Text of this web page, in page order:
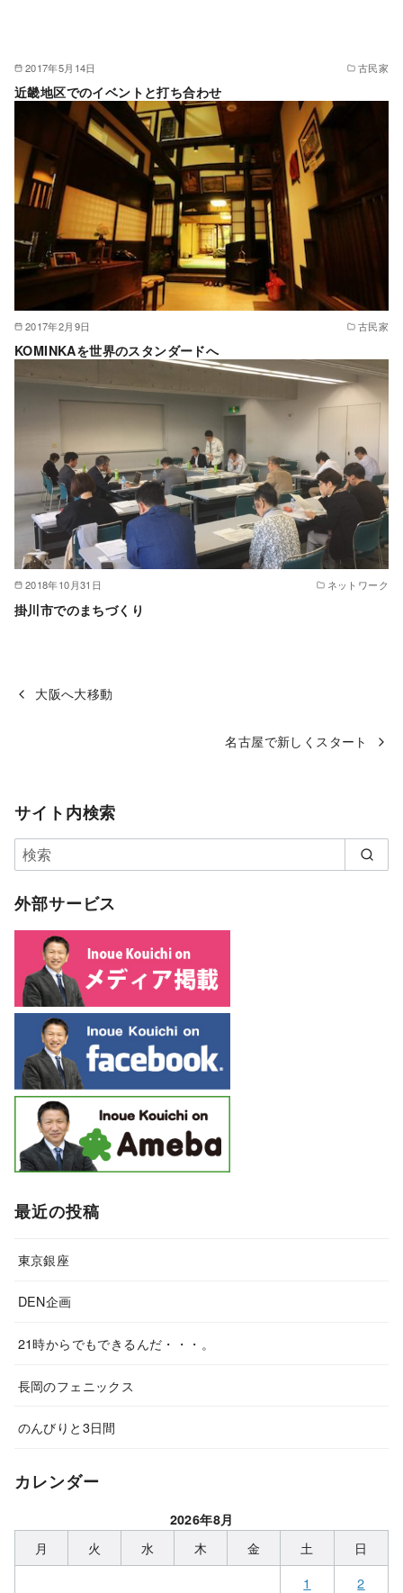
2017年5月14日 古民家
近畿地区でのイベントと打ち合わせ
2017年2月9日 古民家
KOMINKAを世界のスタンダードへ
2018年10月31日 ネットワーク
掛川市でのまちづくり
大阪へ大移動
名古屋で新しくスタート
サイト内検索
外部サービス
最近の投稿
東京銀座
DEN企画
21時からでもできるんだ・・・。
長岡のフェニックス
のんびりと3日間
カレンダー
2026年8月
月 火 水 木 金 土
日
1
2